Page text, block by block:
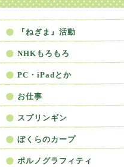
ねぎBLOG
『ねぎま』活動
NHKもろもろ
PC・iPadとか
お仕事
スプリンギン
ぼくらのカープ
ポルノグラフィティ